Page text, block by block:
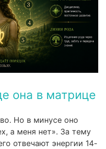
она в матрице
Но в минусе оно
а меня нет». За тему
отвечают энергии 14-